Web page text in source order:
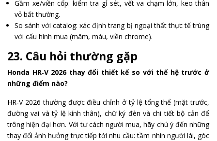
Gầm xe/viền cốp: kiểm tra gỉ sét, vết va chạm lớn, keo thân
vỏ bất thường.
So sánh với catalog: xác định trang bị ngoại thất thực tế trùng
với cấu hình mua (mâm, màu, viền chrome).
23. Câu hỏi thường gặp
Honda HR‑V 2026 thay đổi thiết kế so với thế hệ trước ở
những điểm nào?
HR‑V 2026 thường được điều chỉnh ở tỷ lệ tổng thể (mặt trước,
đường vai và tỷ lệ kính thân), chữ ký đèn và chi tiết bộ cản để
trông hiện đại hơn. Với tư cách người mua, hãy chú ý đến những
thay đổi ảnh hưởng trực tiếp tới nhu cầu: tầm nhìn người lái, góc